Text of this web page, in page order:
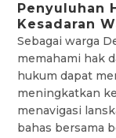
Penyuluhan
Kesadaran
Sebagai warga
memahami hak
hukum dapat
meningkatkan
menavigasi
bahas bersama